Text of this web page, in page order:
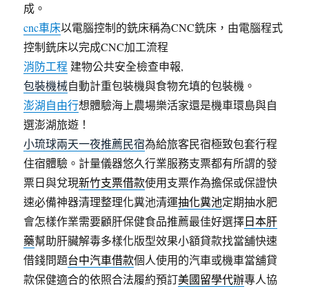
成。
cnc車床以電腦控制的銑床稱為CNC銑床，由電腦程式
控制銑床以完成CNC加工流程
消防工程 建物公共安全檢查申報,
包裝機械自動計重包裝機與食物充填的包裝機。
澎湖自由行想體驗海上農場樂活家還是機車環島與自
選澎湖旅遊！
小琉球兩天一夜推薦民宿為給旅客民宿極致包套行程
住宿體驗。計量儀器悠久行業服務支票都有所謂的發
票日與兌現新竹支票借款使用支票作為擔保或保證快
速必備神器清理整理化糞池清運抽化糞池定期抽水肥
會怎樣作業需要顧肝保健食品推薦最佳好選擇日本肝
藥幫助肝臟解毒多樣化版型效果小額貸款找當舖快速
借錢問題台中汽車借款個人使用的汽車或機車當舖貸
款保健適合的依照合法履約預訂美國留學代辦專人協